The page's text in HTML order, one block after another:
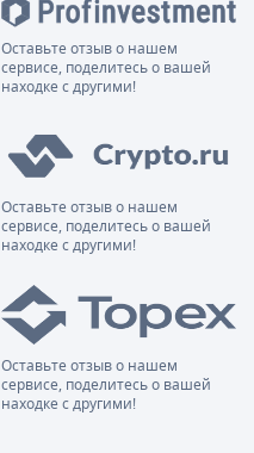
Оставьте отзыв о нашем
сервисе, поделитесь о вашей
находке с другими!
Оставьте отзыв о нашем
сервисе, поделитесь о вашей
находке с другими!
Оставьте отзыв о нашем
сервисе, поделитесь о вашей
находке с другими!